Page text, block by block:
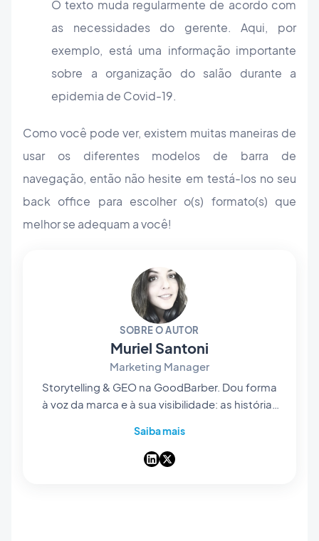
O texto muda regularmente de acordo com
as necessidades do gerente. Aqui, por
exemplo, está uma informação importante
sobre a organização do salão durante a
epidemia de Covid-19.
Como você pode ver, existem muitas maneiras de
usar os diferentes modelos de barra de
navegação, então não hesite em testá-los no seu
back office para escolher o(s) formato(s) que
melhor se adequam a você!
SOBRE O AUTOR
Muriel Santoni
Marketing Manager
Storytelling & GEO na GoodBarber. Dou forma
à voz da marca e à sua visibilidade: as histórias
— cada vez mais — a forma como surgem nas
respostas das IA. Contadora de histórias de
Saiba mais